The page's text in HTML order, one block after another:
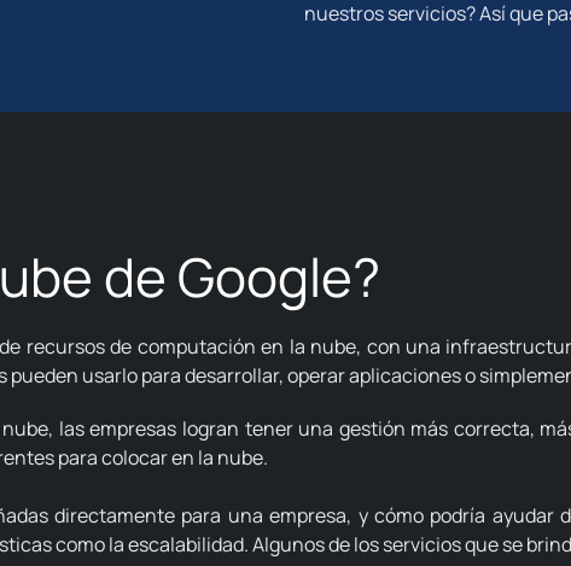
nuestros servicios? Así que
de Google?
recursos de computación en la nube, con una
pueden usarlo para desarrollar, operar aplicaciones o
las empresas logran tener una gestión más correcta,
para colocar en la nube.
directamente para una empresa, y cómo podría ayudar
como la escalabilidad.Algunos de los servicios que se